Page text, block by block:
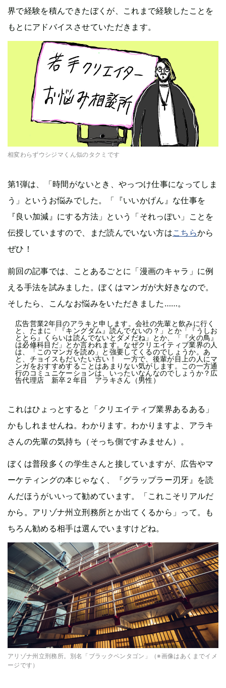
界で経験を積んできたぼくが、これまで経験したことを
もとにアドバイスさせていただきます。
相変わらずウシジマくん似のタクミです
第1弾は、「時間がないとき、やっつけ仕事になってしま
う」というお悩みでした。「『いいかげん』な仕事を
『良い加減』にする方法」という「それっぽい」ことを
伝授していますので、まだ読んでいない方はこちらから
ぜひ！
前回の記事では、ことあるごとに「漫画のキャラ」に例
える手法を試みました。ぼくはマンガが大好きなので。
そしたら、こんなお悩みをいただきました……。
広告営業2年目のアラキと申します。会社の先輩と飲みに行く
と、たまに「『キングダム』読んでないの？」とか「『うしお
ととら』くらいは読んでないとダメだね」とか、「『火の鳥』
は必修科目だ」とか言われます。なぜクリエイティブ業界の人
は、「このマンガを読め」と強要してくるのでしょうか。あ
と、チョイスもだいたい古い！ 一方で、後輩が目上の人にマ
ンガをおすすめすることはあまりない気がします。この一方通
行のコミュニケーションは、いったいなんなのでしょうか？広
告代理店 新卒２年目 アラキさん（男性）
これはひょっとすると「クリエイティブ業界あるある」
かもしれませんね。わかります。わかりますよ、アラキ
さんの先輩の気持ち（そっち側ですみません）。
ぼくは普段多くの学生さんと接していますが、広告やマ
ーケティングの本じゃなく、『グラップラー刃牙』を読
んだほうがいいって勧めています。「これこそリアルだ
から。アリゾナ州立刑務所とか出てくるから」って。も
ちろん勧める相手は選んでいますけどね。
アリゾナ州立刑務所。別名「ブラックペンタゴン」（※画像はあくまでイメ
ージです）